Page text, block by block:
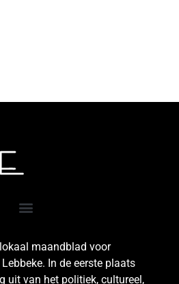
maandblad voor
In de eerste plaats
uit van het politiek, cultureel,